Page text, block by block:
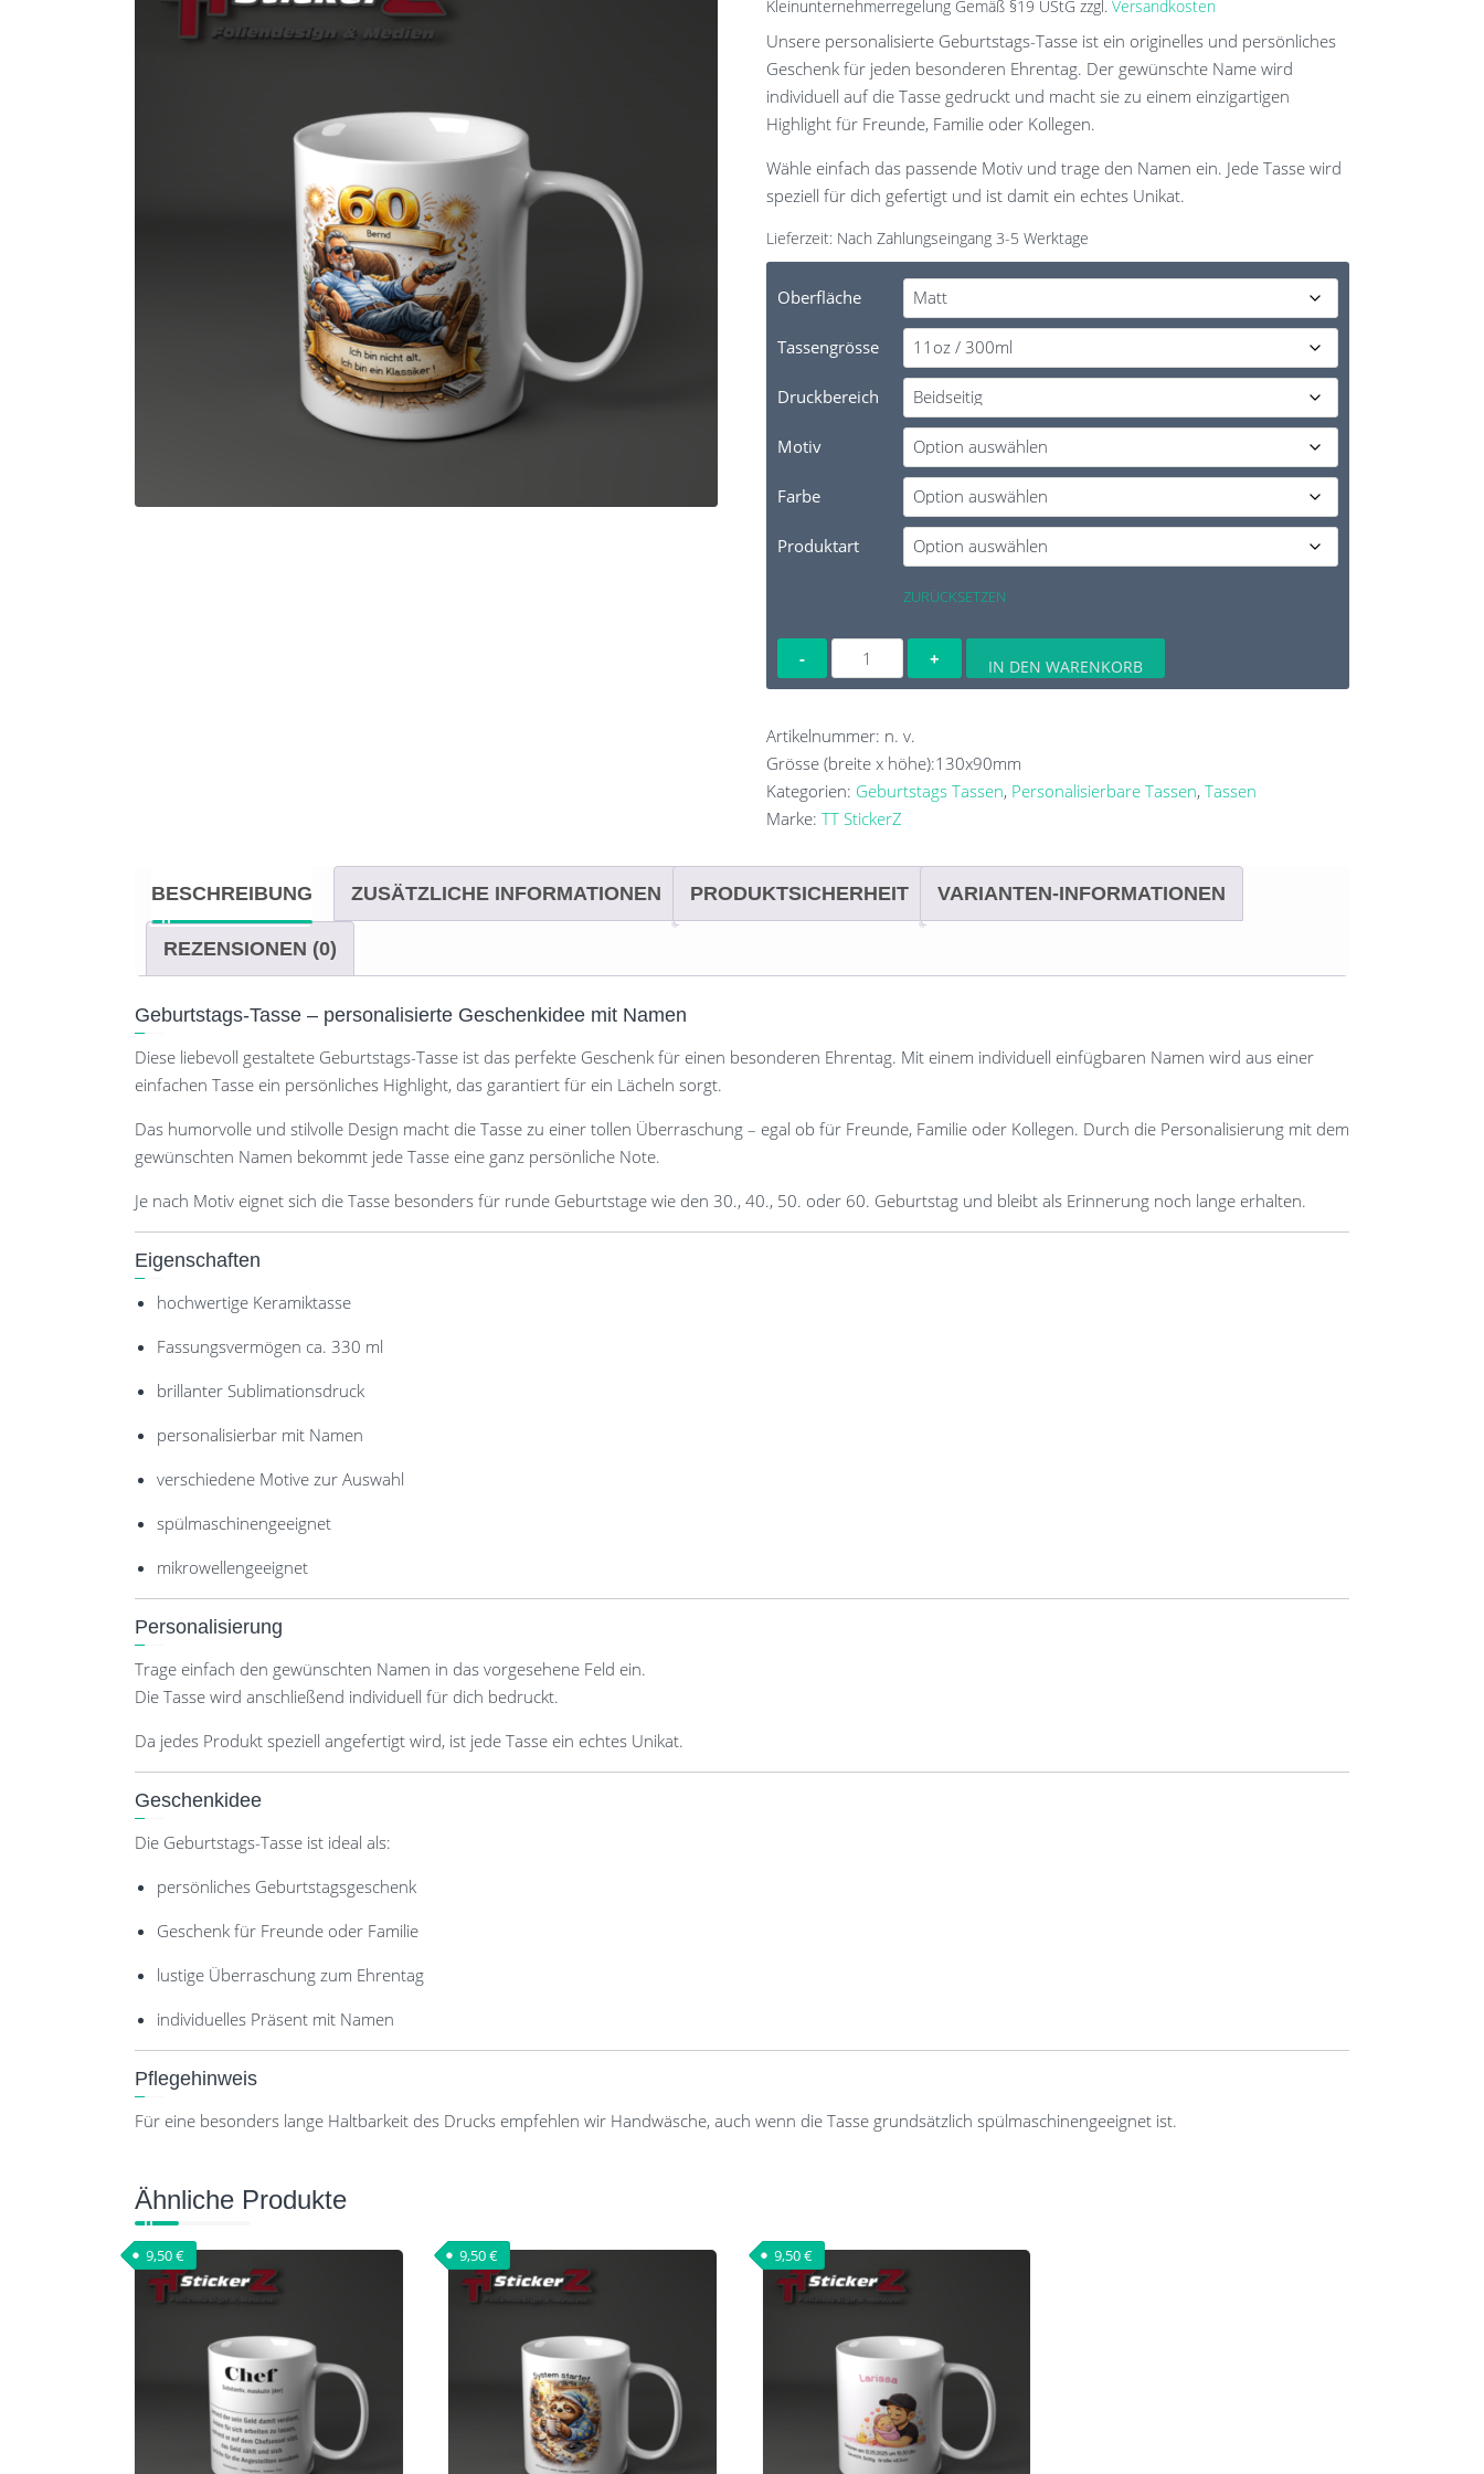
Kleinunternehmerregelung Gemäß §19 UStG zzgl. Versandkosten
Unsere personalisierte Geburtstags-Tasse ist ein originelles und persönliches
Geschenk für jeden besonderen Ehrentag. Der gewünschte Name wird
individuell auf die Tasse gedruckt und macht sie zu einem einzigartigen
Highlight für Freunde, Familie oder Kollegen.
Wähle einfach das passende Motiv und trage den Namen ein. Jede Tasse wird
speziell für dich gefertigt und ist damit ein echtes Unikat.
Lieferzeit: Nach Zahlungseingang 3-5 Werktage
Oberfläche
Tassengrösse
Druckbereich
Motiv
Farbe
Produktart
ZURÜCKSETZEN
Geburtstag-
Tasse
IN DEN WARENKORB
Artikelnummer: n. v.
Grösse (breite x höhe):130x90mm
Kategorien: Geburtstags Tassen, Personalisierbare Tassen, Tassen
Marke: TT StickerZ
BESCHREIBUNG ZUSÄTZLICHE INFORMATIONEN PRODUKTSICHERHEIT VARIANTEN-INFORMATIONEN
REZENSIONEN (0)
Geburtstags-Tasse – personalisierte Geschenkidee mit Namen
Diese liebevoll gestaltete Geburtstags-Tasse ist das perfekte Geschenk für einen besonderen Ehrentag. Mit einem individuell einfügbaren Namen wird aus einer
einfachen Tasse ein persönliches Highlight, das garantiert für ein Lächeln sorgt.
Das humorvolle und stilvolle Design macht die Tasse zu einer tollen Überraschung – egal ob für Freunde, Familie oder Kollegen. Durch die Personalisierung mit dem
gewünschten Namen bekommt jede Tasse eine ganz persönliche Note.
Je nach Motiv eignet sich die Tasse besonders für runde Geburtstage wie den 30., 40., 50. oder 60. Geburtstag und bleibt als Erinnerung noch lange erhalten.
Eigenschaften
hochwertige Keramiktasse
Fassungsvermögen ca. 330 ml
brillanter Sublimationsdruck
personalisierbar mit Namen
verschiedene Motive zur Auswahl
spülmaschinengeeignet
mikrowellengeeignet
Personalisierung
Trage einfach den gewünschten Namen in das vorgesehene Feld ein.
Die Tasse wird anschließend individuell für dich bedruckt.
Da jedes Produkt speziell angefertigt wird, ist jede Tasse ein echtes Unikat.
Geschenkidee
Die Geburtstags-Tasse ist ideal als:
persönliches Geburtstagsgeschenk
Geschenk für Freunde oder Familie
lustige Überraschung zum Ehrentag
individuelles Präsent mit Namen
Pflegehinweis
Für eine besonders lange Haltbarkeit des Drucks empfehlen wir Handwäsche, auch wenn die Tasse grundsätzlich spülmaschinengeeignet ist.
Ähnliche Produkte
9,50€ 9,50€ 9,50€